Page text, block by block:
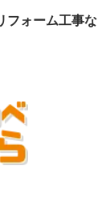
フォーム工事な